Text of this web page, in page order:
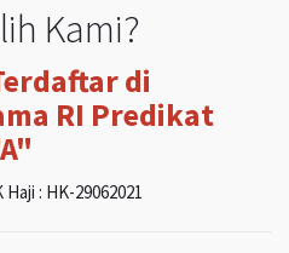
Kami?
di
RI Predikat
: HK-29062021